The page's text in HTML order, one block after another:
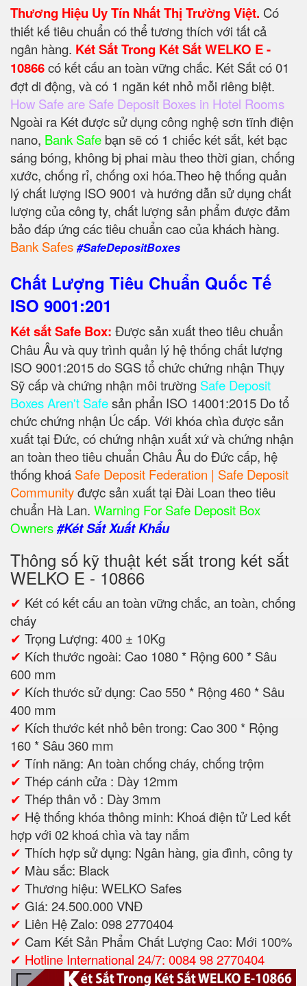
Thương Hiệu Uy Tín Nhất Thị Trường Việt. Có
thiết kế tiêu chuẩn có thể tương thích với tất cả
ngân hàng. Két Sắt Trong Két Sắt WELKO E -
10866có kết cấu an toàn vững chắc. Két Sắt có 01
đợt di động, và có 1 ngăn két nhỏ mỗi riêng biệt.
How Safe are Safe Deposit Boxes in Hotel Rooms
Ngoài ra Két được sử dụng công nghệ sơn tĩnh điện
nano, Bank Safe bạn sẽ có 1 chiếc két sắt, két bạc
sáng bóng, không bị phai màu theo thời gian, chống
xước, chống rỉ, chống oxi hóa.Theo hệ thống quản
lý chất lượng ISO 9001 và hướng dẫn sử dụng chất
lượng của công ty, chất lượng sản phẩm được đảm
bảo đáp ứng các tiêu chuẩn cao của khách hàng.
Bank Safes #SafeDepositBoxes
Chất Lượng Tiêu Chuẩn Quốc Tế
ISO 9001:201
Két sắt Safe Box: Được sản xuất theo tiêu chuẩn
Châu Âu và quy trình quản lý hệ thống chất lượng
ISO 9001:2015 do SGS tổ chức chứng nhận Thụy
Sỹ cấp và chứng nhận môi trường Safe Deposit
Boxes Aren't Safesản phẩn ISO 14001:2015 Do tổ
chức chứng nhận Úc cấp. Với khóa chìa được sản
xuất tại Đức, có chứng nhận xuất xứ và chứng nhận
an toàn theo tiêu chuẩn Châu Âu do Đức cấp, hệ
thống khoá Safe Deposit Federation | Safe Deposit
Communityđược sản xuất tại Đài Loan theo tiêu
chuẩn Hà Lan. Warning For Safe Deposit Box
Owners#Két Sắt Xuất Khẩu
Thông số kỹ thuật két sắt trong két sắt
WELKO E - 10866
✔ Két có kết cấu an toàn vững chắc, an toàn, chống
cháy
✔ Trọng Lượng: 400 ± 10Kg
✔ Kích thước ngoài: Cao 1080 * Rộng 600 * Sâu
600 mm
✔ Kích thước sử dụng: Cao 550 * Rộng 460 * Sâu
400 mm
✔ Kích thước két nhỏ bên trong: Cao 300 * Rộng
160 * Sâu 360 mm
✔ Tính năng: An toàn chống cháy, chống trộm
✔ Thép cánh cửa : Dày 12mm
✔ Thép thân vỏ : Dày 3mm
✔ Hệ thống khóa thông minh: Khoá điện tử Led kết
hợp với 02 khoá chìa và tay nắm
✔ Thích hợp sử dụng: Ngân hàng, gia đình, công ty
✔ Màu sắc: Black
✔ Thương hiệu: WELKO Safes
✔ Giá: 24.500.000 VNĐ
✔ Liên Hệ Zalo: 098 2770404
✔ Cam Kết Sản Phẩm Chất Lượng Cao: Mới 100%
✔ Hotline International 24/7: 0084 98 2770404